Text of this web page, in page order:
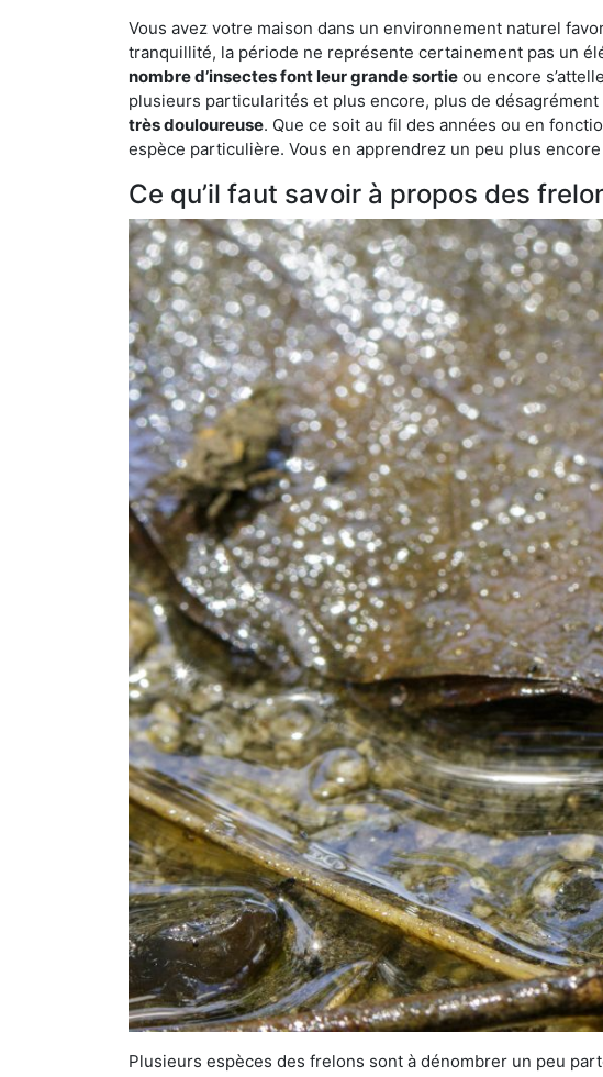
Vous avez votre maison dans un environnement naturel
tranquillité, la période ne représente certainement pas un
nombre d’insectes font leur grande sortie ou encore
plusieurs particularités et plus encore, plus de
très douloureuse. Que ce soit au fil des années ou en
espèce particulière. Vous en apprendrez un peu plus
Ce qu’il faut savoir à propos des
Plusieurs espèces des frelons sont à dénombrer un peu